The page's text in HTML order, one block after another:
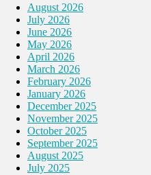
August 2026
July 2026
June 2026
May 2026
April 2026
March 2026
February 2026
January 2026
December 2025
November 2025
October 2025
September 2025
August 2025
July 2025